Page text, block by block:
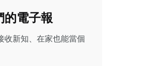
的電子報
收新知、在家也能當個